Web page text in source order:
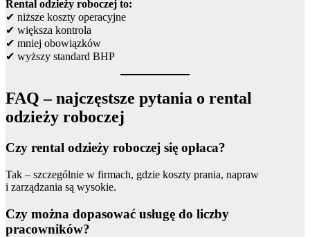
Rental odzieży roboczej to:
✔ niższe koszty operacyjne
✔ większa kontrola
✔ mniej obowiązków
✔ wyższy standard BHP
FAQ – najczęstsze pytania o rental
odzieży roboczej
Czy rental odzieży roboczej się opłaca?
Tak – szczególnie w firmach, gdzie koszty prania, napraw
i zarządzania są wysokie.
Czy można dopasować usługę do liczby
pracowników?